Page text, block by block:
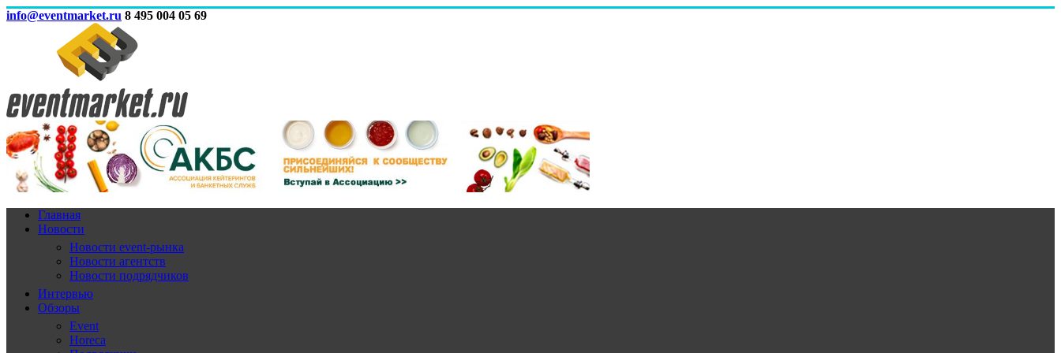
info@eventmarket.ru 8 495 004 05 69
Главная
Новости
Новости event-рынка
Новости агентств
Новости подрядчиков
Интервью
Обзоры
Event
Horeca